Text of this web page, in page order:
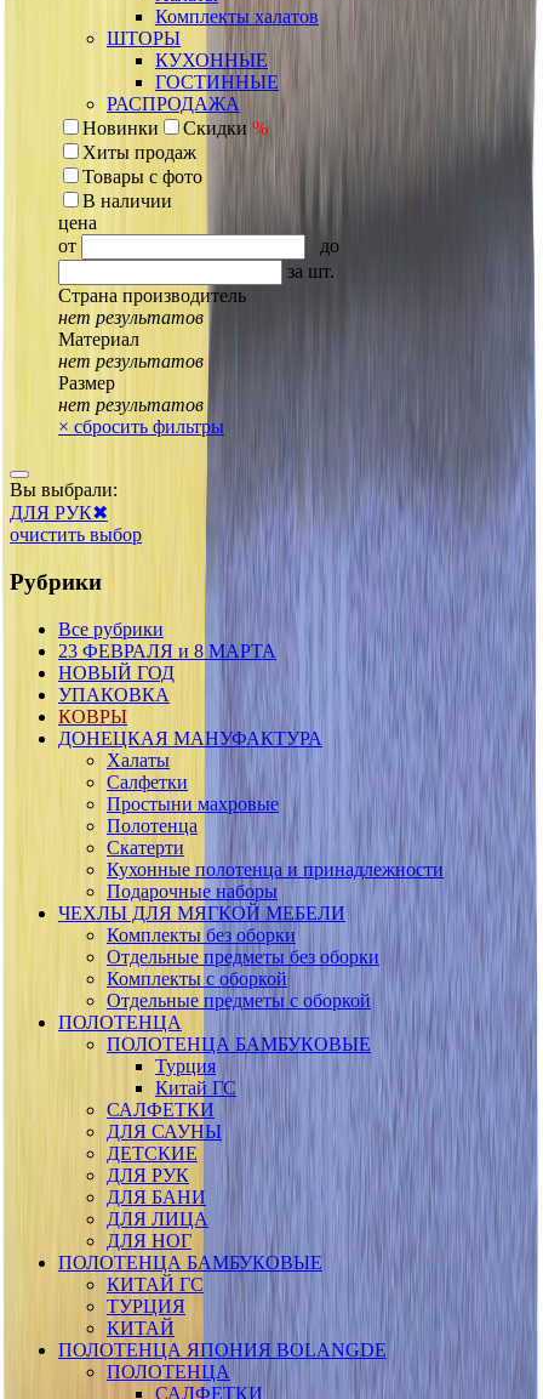
Комплекты халатов
ШТОРЫ
КУХОННЫЕ
ГОСТИННЫЕ
РАСПРОДАЖА
Новинки
Скидки %
Хиты продаж
Товары с фото
В наличии
цена
от
до
за шт.
Страна производитель
нет результатов
Материал
нет результатов
Размер
нет результатов
× сбросить фильтры
Вы выбрали:
ДЛЯ РУК✖
очистить выбор
Рубрики
Все рубрики
23 ФЕВРАЛЯ и 8 МАРТА
НОВЫЙ ГОД
УПАКОВКА
КОВРЫ
ДОНЕЦКАЯ МАНУФАКТУРА
Халаты
Салфетки
Простыни махровые
Полотенца
Скатерти
Кухонные полотенца и принадлежности
Подарочные наборы
ЧЕХЛЫ ДЛЯ МЯГКОЙ МЕБЕЛИ
Комплекты без оборки
Отдельные предметы без оборки
Комплекты с оборкой
Отдельные предметы с оборкой
ПОЛОТЕНЦА
ПОЛОТЕНЦА БАМБУКОВЫЕ
Турция
Китай ГС
САЛФЕТКИ
ДЛЯ САУНЫ
ДЕТСКИЕ
ДЛЯ РУК
ДЛЯ БАНИ
ДЛЯ ЛИЦА
ДЛЯ НОГ
ПОЛОТЕНЦА БАМБУКОВЫЕ
КИТАЙ ГС
ТУРЦИЯ
КИТАЙ
ПОЛОТЕНЦА ЯПОНИЯ BOLANGDE
ПОЛОТЕНЦА
САЛФЕТКИ